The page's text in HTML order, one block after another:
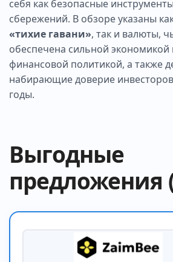
себя как безопасные
сбережений. В обзоре указаны
«тихие гавани», так и валюты,
обеспечена сильной
финансовой политикой, а также
набирающие доверие
годы.
Выгодные
предложения